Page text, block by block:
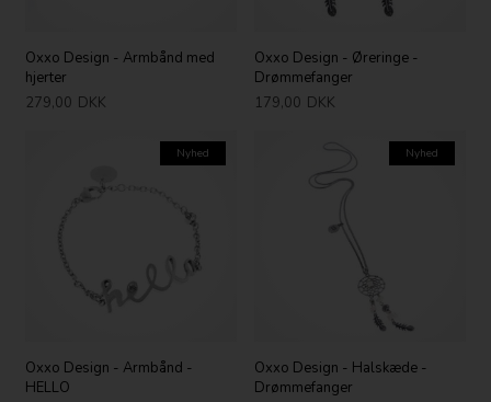
Oxxo Design - Armbånd med
hjerter
279,00 DKK
Oxxo Design - Øreringe -
Drømmefanger
179,00 DKK
Nyhed
Oxxo Design - Armbånd -
HELLO
Nyhed
Oxxo Design - Halskæde -
Drømmefanger